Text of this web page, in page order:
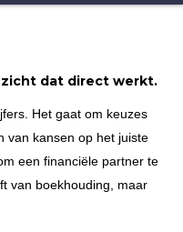
dat direct werkt.
Het gaat om keuzes
van kansen op het juiste
een financiële partner te
van boekhouding, maar